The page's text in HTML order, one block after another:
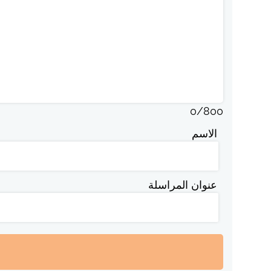
0/800
الاسم
عنوان المراسلة